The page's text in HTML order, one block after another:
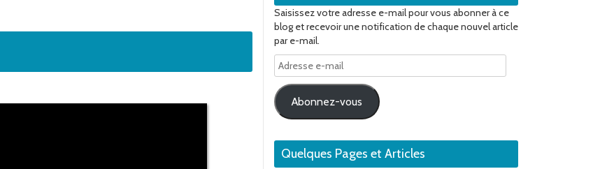
Saisissez votre adresse e-mail pour vous abonner à ce
blog et recevoir une notification de chaque nouvel article
par e-mail.
Adresse
e-
mail
Abonnez-vous
Quelques Pages et Articles